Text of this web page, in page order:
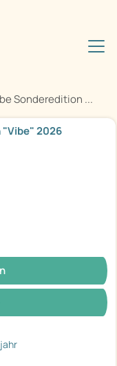
Sonderedition ...
"Vibe" 2026